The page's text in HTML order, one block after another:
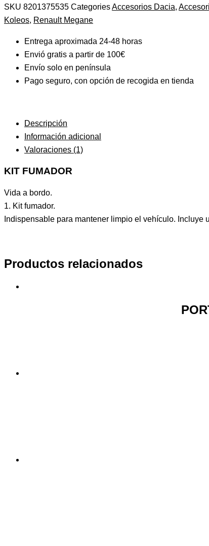
SKU 8201375535 CategoriesAccesorios Dacia,
Koleos, Renault Megane
Entrega aproximada 24-48 horas
Envió gratis a partir de 100€
Envío solo en península
Pago seguro, con opción de recogida en tienda
Descripción
Información adicional
Valoraciones (1)
KIT FUMADOR
Vida a bordo.
1. Kit fumador.
Indispensable para mantener limpio el vehículo. Incluye
Productos relacionados